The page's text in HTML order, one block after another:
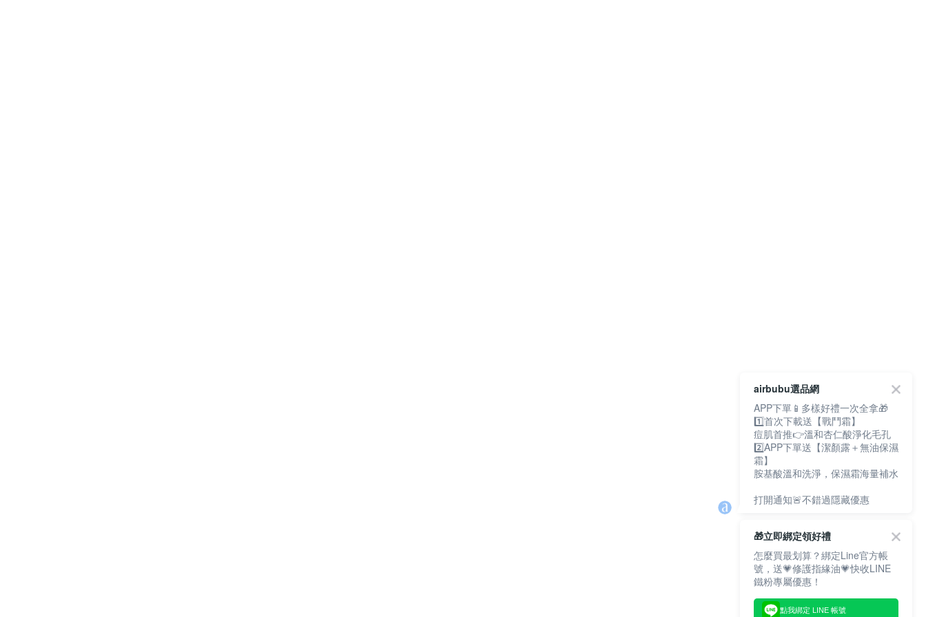
airbubu選品網
APP下單📱多樣好禮一次全拿🎁
1️⃣首次下載送【戰鬥霜】
痘肌首推👉溫和杏仁酸淨化毛孔
2️⃣APP下單送【潔顏露＋無油保濕
霜】
胺基酸溫和洗淨，保濕霜海量補水
打開通知🚨不錯過隱藏優惠
🎁立即綁定領好禮
怎麼買最划算？綁定Line官方帳
號，送💗修護指緣油💗快收LINE
鐵粉專屬優惠！
點我綁定 LINE 帳號